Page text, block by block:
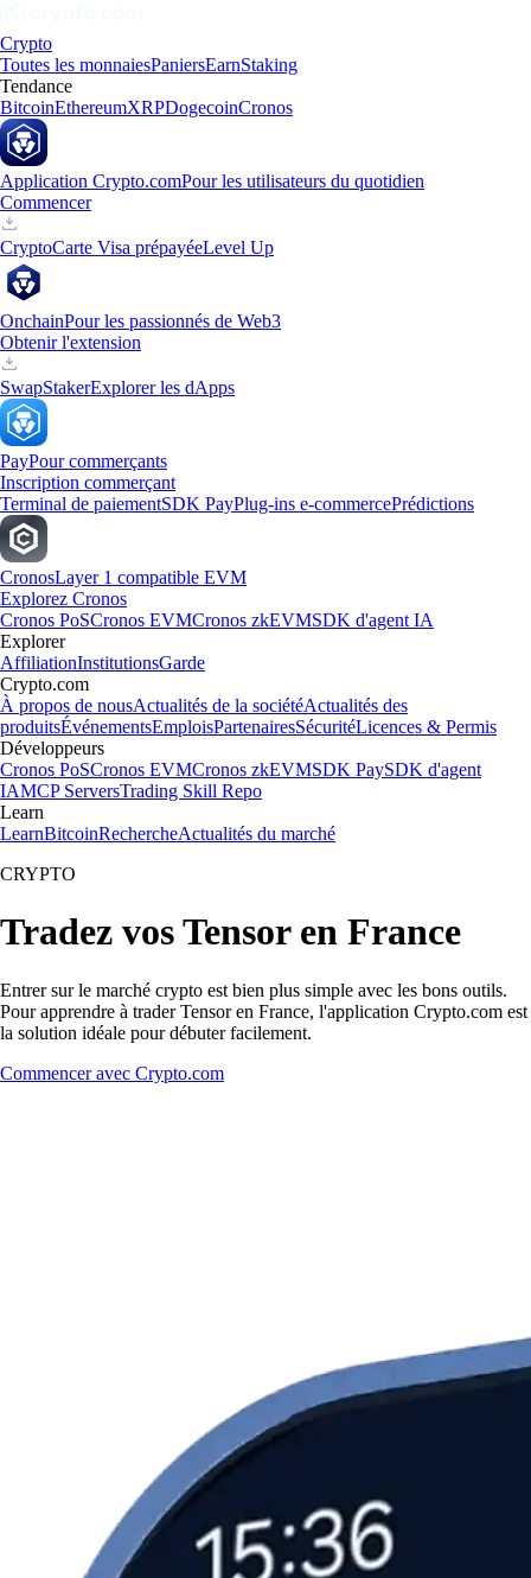
Crypto
Toutes les monnaiesPaniersEarnStaking
Tendance
BitcoinEthereumXRPDogecoinCronos
Application Crypto.comPour les utilisateurs du quotidien
Commencer
CryptoCarte Visa prépayéeLevel Up
OnchainPour les passionnés de Web3
Obtenir l'extension
SwapStakerExplorer les dApps
PayPour commerçants
Inscription commerçant
Terminal de paiementSDK PayPlug-ins e-commercePrédictions
CronosLayer 1 compatible EVM
Explorez Cronos
Cronos PoSCronos EVMCronos zkEVMSDK d'agent IA
Explorer
AffiliationInstitutionsGarde
Crypto.com
À propos de nousActualités de la sociétéActualités des
produitsÉvénementsEmploisPartenairesSécuritéLicences & Permis
Développeurs
Cronos PoSCronos EVMCronos zkEVMSDK PaySDK d'agent
IAMCP ServersTrading Skill Repo
Learn
LearnBitcoinRechercheActualités du marché
CRYPTO
Tradez vos Tensor en France
Entrer sur le marché crypto est bien plus simple avec les bons outils.
Pour apprendre à trader Tensor en France, l'application Crypto.com est
la solution idéale pour débuter facilement.
Commencer avec Crypto.com